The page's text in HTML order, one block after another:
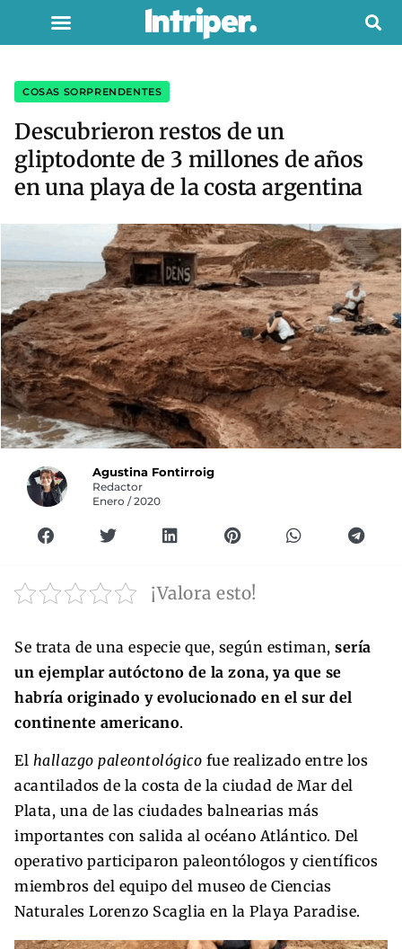
COSAS SORPRENDENTES
Descubrieron restos de un
gliptodonte de 3 millones de años
en una playa de la costa argentina
Agustina Fontirroig
Redactor
Enero / 2020
¡Valora esto!
Se trata de una especie que, según estiman, sería
un ejemplar autóctono de la zona, ya que se
habría originado y evolucionado en el sur del
continente americano.
El hallazgo paleontológico fue realizado entre los
acantilados de la costa de la ciudad de Mar del
Plata, una de las ciudades balnearias más
importantes con salida al océano Atlántico. Del
operativo participaron paleontólogos y científicos
miembros del equipo del museo de Ciencias
Naturales Lorenzo Scaglia en la Playa Paradise.